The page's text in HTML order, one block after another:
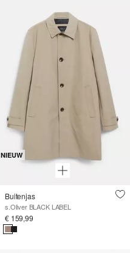
NIEUW
Buitenjas
s.Oliver BLACK LABEL
€ 159,99